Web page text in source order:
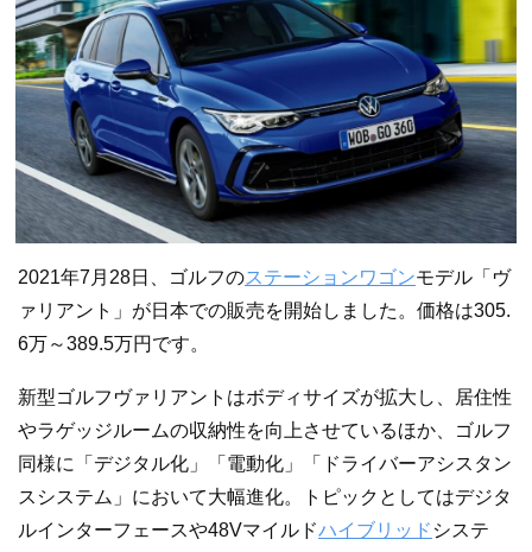
2021年7月28日、ゴルフのステーションワゴンモデル「ヴ
ァリアント」が日本での販売を開始しました。価格は305.
6万～389.5万円です。
新型ゴルフヴァリアントはボディサイズが拡大し、居住性
やラゲッジルームの収納性を向上させているほか、ゴルフ
同様に「デジタル化」「電動化」「ドライバーアシスタン
スシステム」において大幅進化。トピックとしてはデジタ
ルインターフェースや48Vマイルドハイブリッド システ